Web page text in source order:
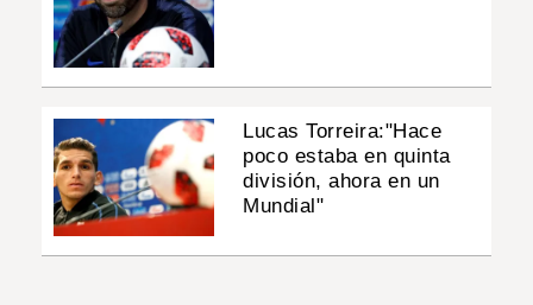
Lucas Torreira:"Hace
poco estaba en quinta
división, ahora en un
Mundial"